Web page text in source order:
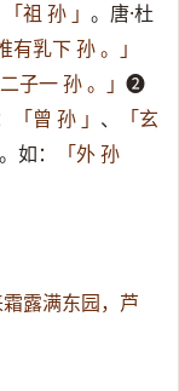
「祖 孙 」 。唐·杜
有乳下 孙 。」
子一 孙 。」 ➋ ​
「曾 孙 」 、
「玄
如：
「外 孙
霜露满东园，芦